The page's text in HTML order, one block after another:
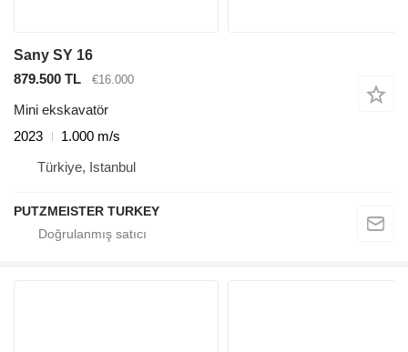
Sany SY 16
879.500 TL
€16.000
Mini ekskavatör
2023
1.000 m/s
Türkiye, Istanbul
PUTZMEISTER TURKEY